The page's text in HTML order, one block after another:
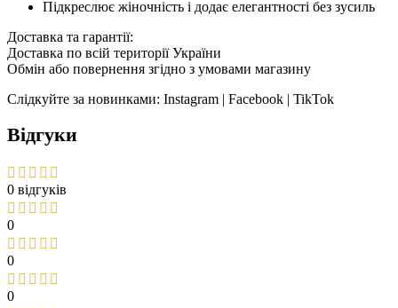
Підкреслює жіночність і додає елегантності без зусиль
Доставка та гарантії:
Доставка по всій території України
Обмін або повернення згідно з умовами магазину
Слідкуйте за новинками: Instagram | Facebook | TikTok
Відгуки
0 відгуків
0
0
0